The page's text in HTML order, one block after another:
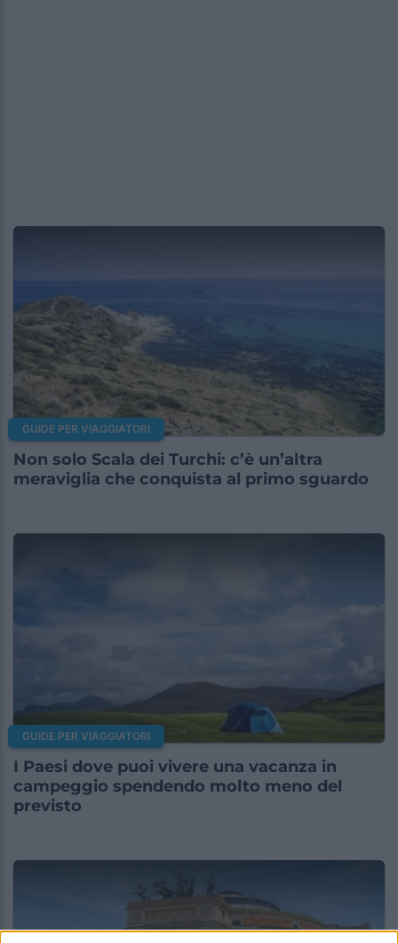
GUIDE PER VIAGGIATORI
Non solo Scala dei Turchi: c’è un’altra
meraviglia che conquista al primo sguardo
GUIDE PER VIAGGIATORI
I Paesi dove puoi vivere una vacanza in
campeggio spendendo molto meno del
previsto